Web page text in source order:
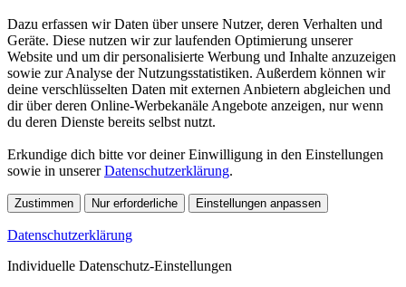
Dazu erfassen wir Daten über unsere Nutzer, deren Verhalten und
Geräte. Diese nutzen wir zur laufenden Optimierung unserer
Website und um dir personalisierte Werbung und Inhalte anzuzeigen
sowie zur Analyse der Nutzungsstatistiken. Außerdem können wir
deine verschlüsselten Daten mit externen Anbietern abgleichen und
dir über deren Online-Werbekanäle Angebote anzeigen, nur wenn
du deren Dienste bereits selbst nutzt.
Erkundige dich bitte vor deiner Einwilligung in den Einstellungen
sowie in unsererDatenschutzerklärung.
Zustimmen Nur erforderliche Einstellungen anpassen
Datenschutzerklärung
Individuelle Datenschutz-Einstellungen